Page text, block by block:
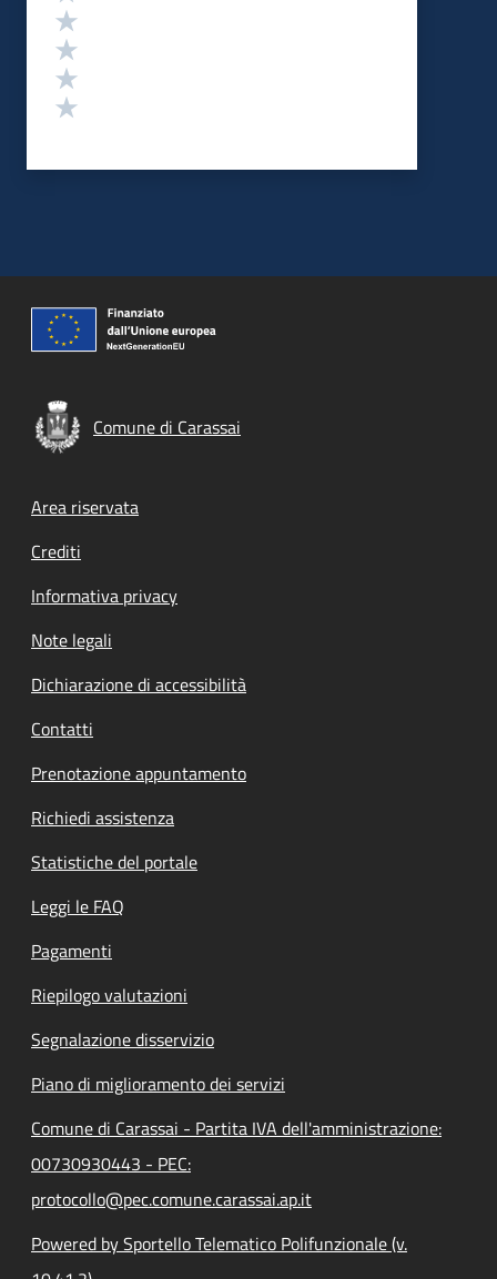
Comune di Carassai
Footer menu
Area riservata
Crediti
Informativa privacy
Note legali
Dichiarazione di accessibilità
Contatti
Prenotazione appuntamento
Richiedi assistenza
Statistiche del portale
Leggi le FAQ
Pagamenti
Riepilogo valutazioni
Segnalazione disservizio
Piano di miglioramento dei servizi
Comune di Carassai - Partita IVA dell'amministrazione:
00730930443 - PEC:
protocollo@pec.comune.carassai.ap.it
Powered by Sportello Telematico Polifunzionale (v.